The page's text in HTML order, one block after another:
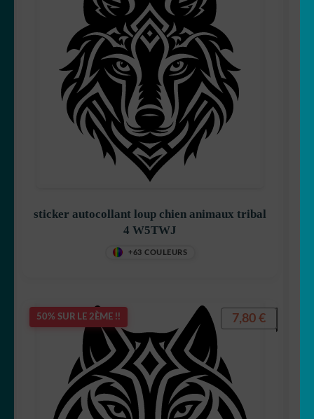
sticker autocollant loup chien animaux tribal
4 W5TWJ
+63 COULEURS
50% SUR LE 2ÈME !! 7,80 €